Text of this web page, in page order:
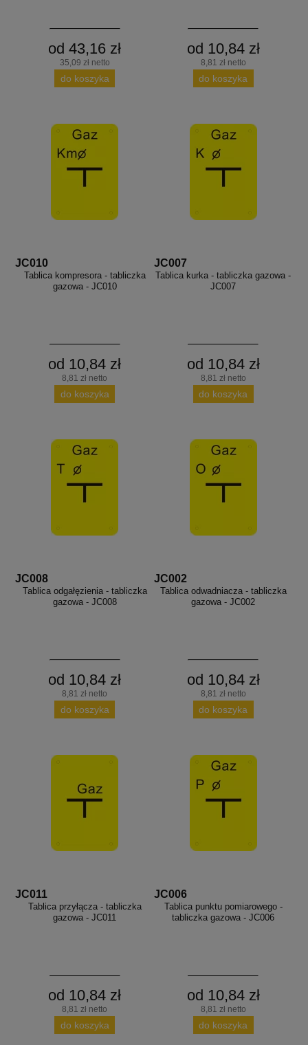
od 43,16 zł
35,09 zł netto
do koszyka
od 10,84 zł
8,81 zł netto
do koszyka
JC010
Tablica kompresora - tabliczka
gazowa - JC010
od 10,84 zł
8,81 zł netto
do koszyka
JC007
Tablica kurka - tabliczka gazowa -
JC007
od 10,84 zł
8,81 zł netto
do koszyka
JC008
Tablica odgałęzienia - tabliczka
gazowa - JC008
od 10,84 zł
8,81 zł netto
do koszyka
JC002
Tablica odwadniacza - tabliczka
gazowa - JC002
od 10,84 zł
8,81 zł netto
do koszyka
JC011
Tablica przyłącza - tabliczka
gazowa - JC011
od 10,84 zł
8,81 zł netto
do koszyka
JC006
Tablica punktu pomiarowego -
tabliczka gazowa - JC006
od 10,84 zł
8,81 zł netto
do koszyka